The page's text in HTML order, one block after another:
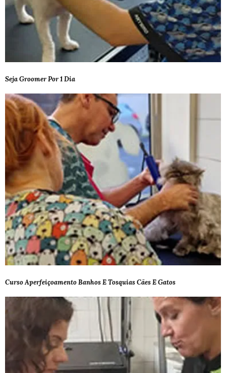
Seja Groomer Por 1 Dia
Curso Aperfeiçoamento Banhos E Tosquias Cães E Gatos